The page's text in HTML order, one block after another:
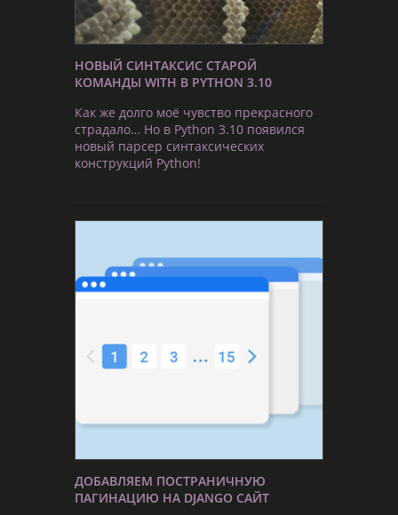
НОВЫЙ СИНТАКСИС СТАРОЙ
КОМАНДЫ WITH В PYTHON 3.10
Как же долго моё чувство прекрасного
страдало… Но в Python 3.10 появился
новый парсер синтаксических
конструкций Python!
ДОБАВЛЯЕМ ПОСТРАНИЧНУЮ
ПАГИНАЦИЮ НА DJANGO САЙТ